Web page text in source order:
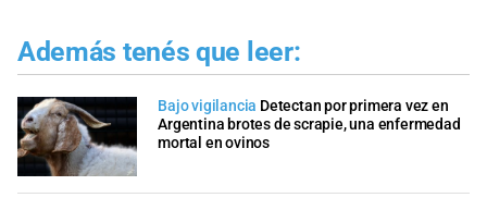
Además tenés que leer:
Bajo vigilancia Detectan por primera vez en
Argentina brotes de scrapie, una enfermedad
mortal en ovinos